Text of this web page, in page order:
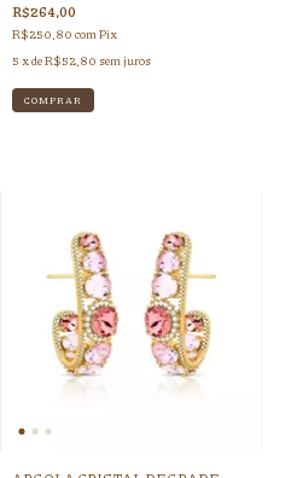
R$264,00
R$250,80 com Pix
5 x deR$52,80 sem juros
COMPRAR